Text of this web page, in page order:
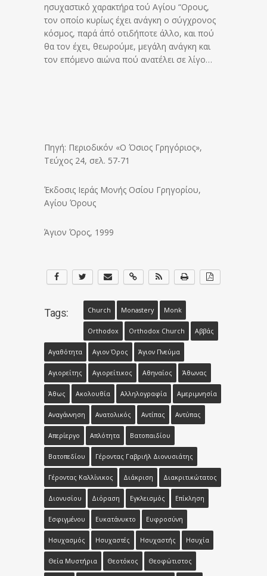
ησυχαστικό χαρακτήρα τού Αγίου “Ορους,
τον οποίο κυρίως έχει ανάγκη ο σύγχρονος
κόσμος, παρά άπό οτιδήποτε άλλο, και πού
θα τον έχει, θεωρούμε, μεγάλη ανάγκη και
τον επόμενο αιώνα πού ανατέλει σε λίγο…
Πηγή: Περιοδικόν «Ο Όσιος Γρηγόριος»,
Τεύχος 24, σελ. 57-71
Έκδοσις Ιεράς Μονής Οσίου Γρηγορίου,
Αγίου Όρους
Άγιον Όρος, 1999
Tags: Church Monastery Monk
Orthodox Orthodox Church Αββάς
Αγαθότητα Αγιον Όρος Άγιον Πνεύμα
Αγιορείτης Αγιορείτικος Αθηναίος Άθωνας
Άθως Ακολουθία Αλληλογραφία Αμεριμνησία
Αναγάννηση Ανατολικός Αντίπας Αντύπας
Απερίεργο Απλότητα Βατοπαιδίου
Βατοπεδίου Γέροντας Γαβριήλ Διονυσιάτης
Γέροντας Καλλίνικος Διάκριση Διακριτικώτατος
Διονυσίου Διόραση Εγκλεισμός Επίκληση
Εσφιγμένου Ευκατάνυκτο Ευφροσύνη
Ησυχασμός Ησυχαστές Ησυχαστής Ησυχία
Θεία Μυστήρια Θεοτόκος Θεοφώτιστος